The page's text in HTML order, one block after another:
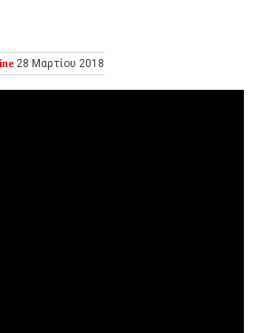
28 Μαρτίου 2018